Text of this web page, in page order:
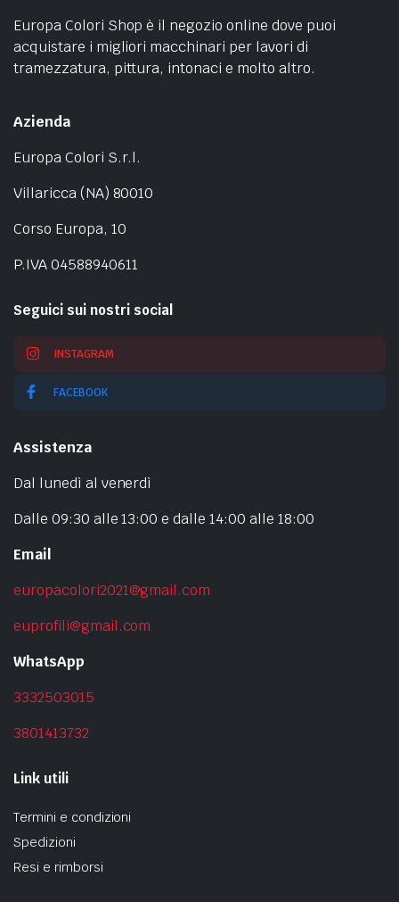
Europa Colori Shop è il negozio online dove puoi
acquistare i migliori macchinari per lavori di
tramezzatura, pittura, intonaci e molto altro.
Azienda
Europa Colori S.r.l.
Villaricca (NA) 80010
Corso Europa, 10
P.IVA 04588940611
Seguici sui nostri social
INSTAGRAM
FACEBOOK
Assistenza
Dal lunedì al venerdì
Dalle 09:30 alle 13:00 e dalle 14:00 alle 18:00
Email
europacolori2021@gmail.com
euprofili@gmail.com
WhatsApp
3332503015
3801413732
Link utili
Termini e condizioni
Spedizioni
Resi e rimborsi